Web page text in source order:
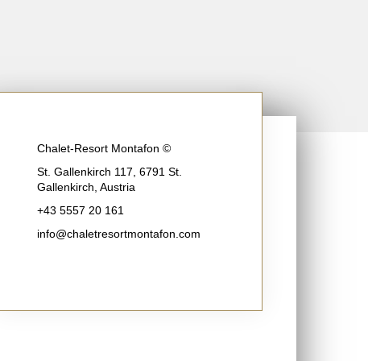
Chalet-Resort Montafon ©
St. Gallenkirch 117, 6791 St.
Gallenkirch, Austria
+43 5557 20 161
info@chaletresortmontafon.com